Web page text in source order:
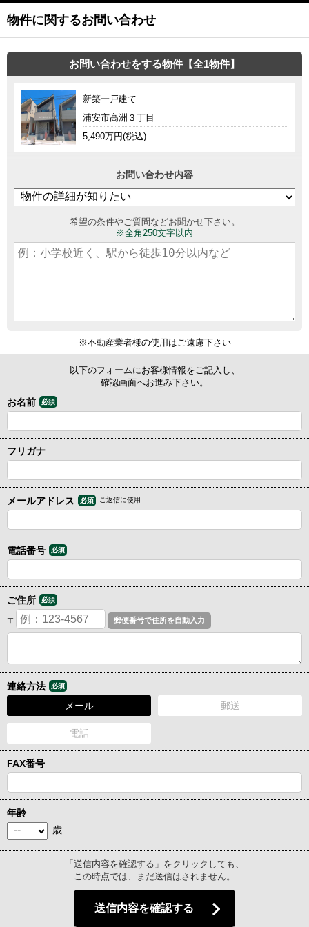
物件に関するお問い合わせ
お問い合わせをする物件【全1物件】
新築一戸建て
浦安市高洲３丁目
5,490万円(税込)
お問い合わせ内容
希望の条件やご質問などお聞かせ下さい。
※全角250文字以内
※不動産業者様の使用はご遠慮下さい
以下のフォームにお客様情報をご記入し、
確認画面へお進み下さい。
お名前 必須
フリガナ
メールアドレス 必須 ご返信に使用
電話番号 必須
ご住所 必須
〒
連絡方法 必須
メール 郵送
電話
FAX番号
年齢
歳
「送信内容を確認する」をクリックしても、
この時点では、まだ送信はされません。
送信内容を確認する